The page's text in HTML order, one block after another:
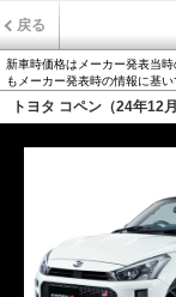
戻る
新車時価格はメーカー発表当
もメーカー発表時の情報に基い
トヨタ コペン（24年12